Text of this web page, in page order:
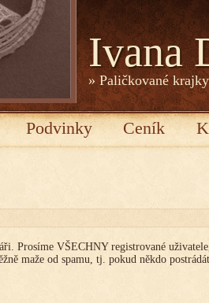
Ivana
» Paličkované
Podvinky Ceník
Prosíme VŠECHNY registrované
maže od spamu, tj. pokud někdo